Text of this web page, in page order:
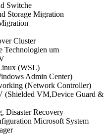
Switche
Storage Migration
Cluster
Technologien um
(WSL)
Admin Center)
(Network Controller)
(Shielded VM,Device Guard &
Disaster Recovery
Microsoft System